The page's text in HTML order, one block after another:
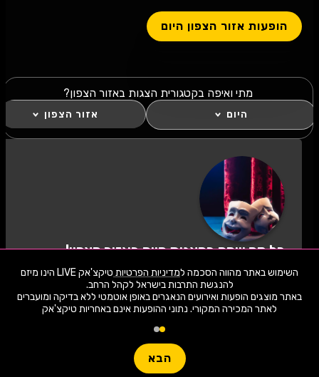
השימוש באתר מהווה הסכמה למדיניות הפרטיות
טיקצ'אק LIVE הינו מיזם
באתר מוצגים הופעות ואירועים הנאגרים באופן אוטמטי ללא בדיקה ומועברים
לאתר המכירה המקורי. נתוני ההופעות אינם באחריות טיקצ'אק
הבא
חפשו הופעה
הופעות אזור הצפון היום
מתי ואיפה בקטגורית הצגות באזור הצפון?
היום אזור הצפון
כל מה שחם בהצגות היום באזור הצפון!
לחצו "עקוב" כדי לקבל עדכונים ראשונים על השקת
הופעות, כרטיסים, שוברי הנחה וחשיפה בלעדית
למתרחש באזור שלכם. הצטרפו לסצנת התרבות
בהצגות היום באזור הצפון ותהיו חלק מהמשפחה!
שימו -💓- נתוני ההופעות המוצגים עודכנו על ידי בינה מלאכותית מאתר המכירה